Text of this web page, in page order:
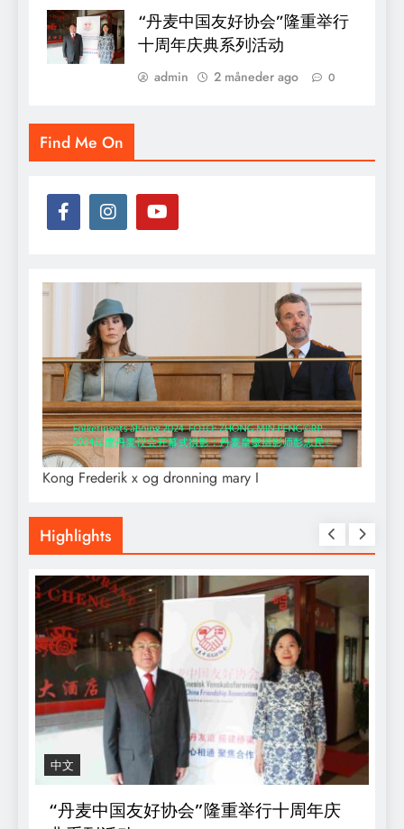
“丹麦中国友好协会”隆重举行
十周年庆典系列活动
admin 2 måneder ago 0
Find Me On
Kong Frederik x og dronning mary I
Highlights
中文
“丹麦中国友好协会”隆重举行十周年庆